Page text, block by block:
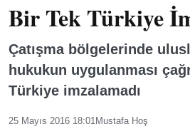
Bir Tek Türkiye
Çatışma bölgelerinde
hukukun uygulanması
Türkiye imzalamadı
25 Mayıs 2016 18:01Mustafa Hoş